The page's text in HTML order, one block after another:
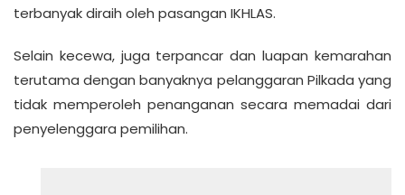
terbanyak diraih oleh pasangan IKHLAS.
Selain kecewa, juga terpancar dan luapan kemarahan
terutama dengan banyaknya pelanggaran Pilkada yang
tidak memperoleh penanganan secara memadai dari
penyelenggara pemilihan.